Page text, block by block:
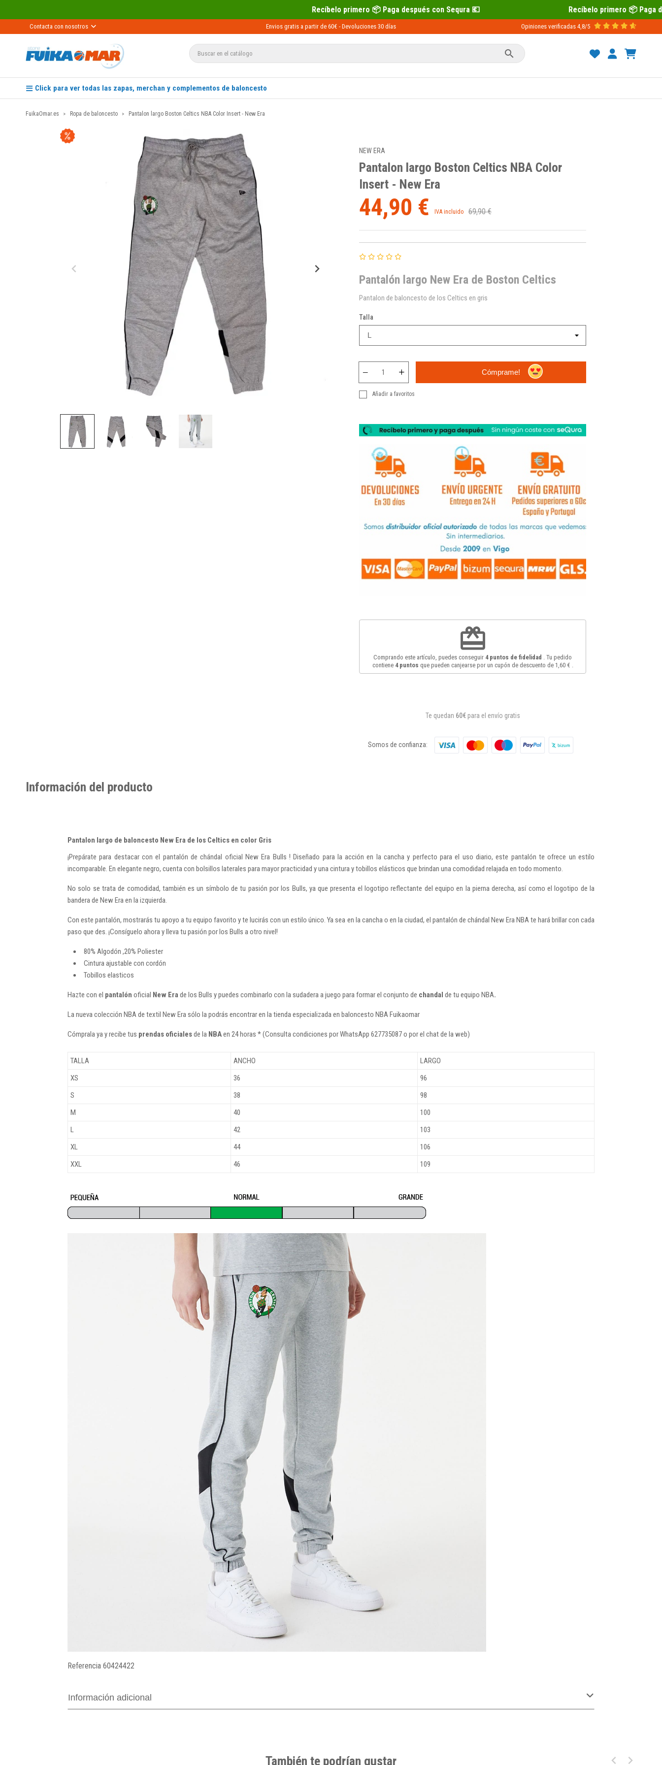
Recíbelo primero 📦 Paga después con Sequra 💶 Recíbelo primero 📦 Paga después con
Contacta con nosotros Envios gratis a partir de 60€ - Devoluciones 30 días Opiniones verificadas 4,8/5

Click para ver todas las zapas, merchan y complementos de baloncesto
FuikaOmar.es Ropa de baloncesto Pantalon largo Boston Celtics NBA Color Insert - New Era
NEW ERA
Pantalon largo Boston Celtics NBA Color
Insert - New Era
44,90 € IVA incluido 69,90 €
Pantalón largo New Era de Boston Celtics
Pantalon de baloncesto de los Celtics en gris
Talla
Cómprame!
Añadir a favoritos
redeem
Comprando este artículo, puedes conseguir 4puntos de fidelidad . Tu pedido
contiene 4puntos que pueden canjearse por un cupón de descuento de 1,60 €
Te quedan 60€para el envío gratis
Somos de confianza:
Información del producto
Pantalon largo de baloncesto New Era de los Celtics en color Gris
¡Prepárate para destacar con el pantalón de chándal oficial New Era Bulls ! Diseñado para la acción en la cancha y perfecto para el uso diario, este pantalón te ofrece un estilo
incomparable. En elegante negro, cuenta con bolsillos laterales para mayor practicidad y una cintura y tobillos elásticos que brindan una comodidad relajada en todo momento.
No solo se trata de comodidad, también es un símbolo de tu pasión por los Bulls, ya que presenta el logotipo reflectante del equipo en la pierna derecha, así como el logotipo de la
bandera de New Era en la izquierda.
Con este pantalón, mostrarás tu apoyo a tu equipo favorito y te lucirás con un estilo único. Ya sea en la cancha o en la ciudad, el pantalón de chándal New Era NBA te hará brillar con cada
paso que des. ¡Consíguelo ahora y lleva tu pasión por los Bulls a otro nivel!
80% Algodón ,20% Poliester
Cintura ajustable con cordón
Tobillos elasticos
Hazte con el pantalón oficial New Erade los Bulls y puedes combinarlo con la sudadera a juego para formar el conjunto de chandal de tu equipo NBA.
La nueva colección NBA de textil New Era sólo la podrás encontrar en la tienda especializada en baloncesto NBA Fuikaomar
Cómprala ya y recibe tus prendas oficialesde la NBAen 24 horas * (Consulta condiciones por WhatsApp 627735087 o por el chat de la web)
TALLA ANCHO
LARGO
XS
36
96
S
38
98
M
40
100
L
42
103
XL
44
106
XXL
46 109
Referencia 60424422
Información adicional
También te podrían gustar